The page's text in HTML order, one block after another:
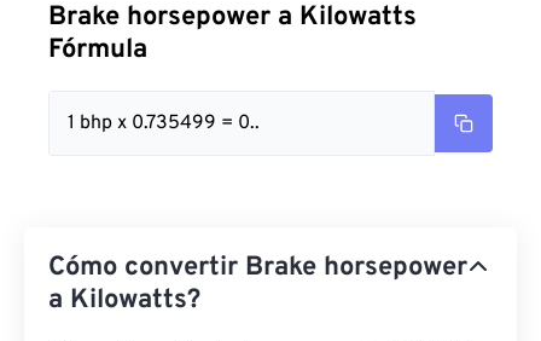
Brake horsepower a Kilowatts
Fórmula
1 bhp x 0.735499 = 0..
Cómo convertir Brake horsepower
a Kilowatts?